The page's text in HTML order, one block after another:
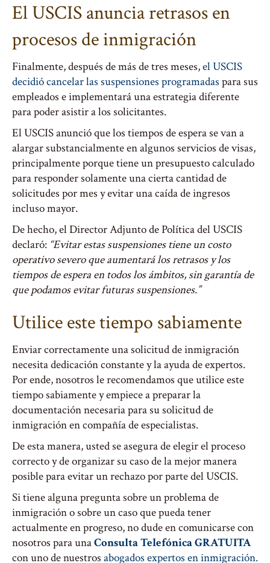
El USCIS anuncia retrasos en
procesos de inmigración
Finalmente, después de más de tres meses,el USCIS
decidió cancelar las suspensiones programadas para sus
empleados e implementará una estrategia diferente
para poder asistir a los solicitantes.
El USCIS anunció que los tiempos de espera se van a
alargar substancialmente en algunos servicios de visas,
principalmente porque tiene un presupuesto calculado
para responder solamente una cierta cantidad de
solicitudes por mes y evitar una caída de ingresos
incluso mayor.
De hecho, el Director Adjunto de Política del USCIS
declaró: “Evitar estas suspensiones tiene un costo
operativo severo que aumentará los retrasos y los
tiempos de espera en todos los ámbitos, sin garantía de
que podamos evitar futuras suspensiones.”
Utilice este tiempo sabiamente
Enviar correctamente una solicitud de inmigración
necesita dedicación constante y la ayuda de expertos.
Por ende, nosotros le recomendamos que utilice este
tiempo sabiamente y empiece a preparar la
documentación necesaria para su solicitud de
inmigración en compañía de especialistas.
De esta manera, usted se asegura de elegir el proceso
correcto y de organizar su caso de la mejor manera
posible para evitar un rechazo por parte del USCIS.
Si tiene alguna pregunta sobre un problema de
inmigración o sobre un caso que pueda tener
actualmente en progreso, no dude en comunicarse con
nosotros para unaConsulta Telefónica GRATUITA
con uno de nuestros abogados expertos en inmigración.